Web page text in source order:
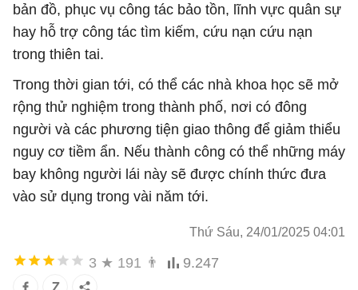
bản đồ, phục vụ công tác bảo tồn, lĩnh vực quân sự
hay hỗ trợ công tác tìm kiếm, cứu nạn cứu nạn
trong thiên tai.
Trong thời gian tới, có thể các nhà khoa học sẽ mở
rộng thử nghiệm trong thành phố, nơi có đông
người và các phương tiện giao thông để giảm thiểu
nguy cơ tiềm ẩn. Nếu thành công có thể những máy
bay không người lái này sẽ được chính thức đưa
vào sử dụng trong vài năm tới.
Thứ Sáu, 24/01/2025 04:01
3 ★ 191 👨 9.247